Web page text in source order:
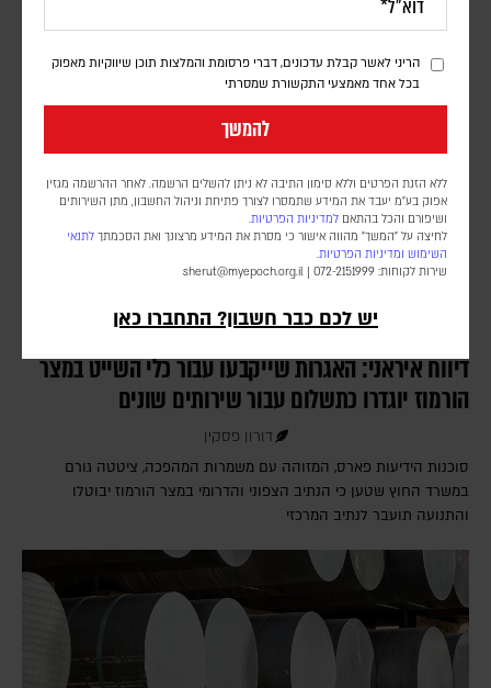
הריני לאשר קבלת עדכונים, דברי פרסומת והמלצות תוכן שיווקיות מאפוק
בכל אחד מאמצעי התקשורת שמסרתי
להמשך
ללא הזנת הפרטים וללא סימון התיבה לא ניתן להשלים הרשמה. לאחר ההרשמה מגזין
אפוק בע״מ יעבד את המידע שתמסרו לצורך פתיחת וניהול החשבון, מתן השירותים
ושיפורם והכל בהתאם למדיניות הפרטיות.
לחיצה על "המשך" מהווה אישור כי מסרת את המידע מרצונך ואת הסכמתך לתנאי
השימוש ומדיניות הפרטיות.
שירות לקוחות: 072-2151999 |
sherut@myepoch.org.il
יש לכם כבר חשבון? התחברו כאן
דיווח איראני: האגרות שייקבעו עבור כלי השייט במצר
הורמוז יוגדרו כתשלום עבור שירותים שונים
דורון פסקין
סוכנות הידיעות פארס, המזוהה עם משמרות המהפכה, ציטטה גורם
במשרד החוץ שטען כי הנתיב הצפוני והדרומי במצר הורמוז יבוטלו
והתנועה תועבר לנתיב המרכזי